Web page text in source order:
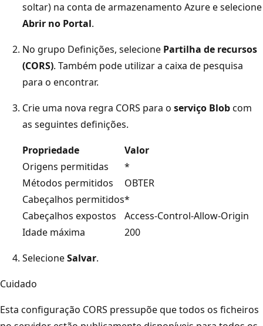
soltar) na conta de armazenamento Azure e selecione
Abrir no Portal.
No grupo Definições, selecione Partilha de recursos
(CORS). Também pode utilizar a caixa de pesquisa
para o encontrar.
Crie uma nova regra CORS para o serviço Blobcom
as seguintes definições.
Propriedade
Valor
Origens permitidas
*
Métodos permitidos
OBTER
Cabeçalhos permitidos*
Cabeçalhos expostos
Access-Control-Allow-Origin
Idade máxima
200
SelecioneSalvar.
Cuidado
Esta configuração CORS pressupõe que todos os ficheiros